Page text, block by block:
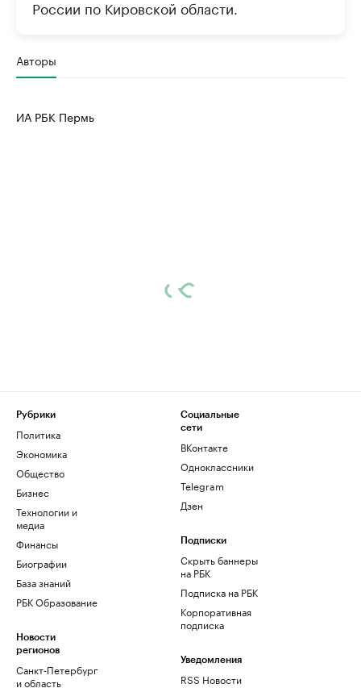
России по Кировской области.
Авторы
ИА РБК Пермь
Рубрики
Политика
Экономика
Общество
Бизнес
Технологии и
медиа
Финансы
Биографии
База знаний
РБК Образование
Новости
регионов
Санкт-Петербург
и область
Социальные
сети
ВКонтакте
Одноклассники
Telegram
Дзен
Подписки
Скрыть баннеры
на РБК
Подписка на РБК
Корпоративная
подписка
Уведомления
RSS Новости